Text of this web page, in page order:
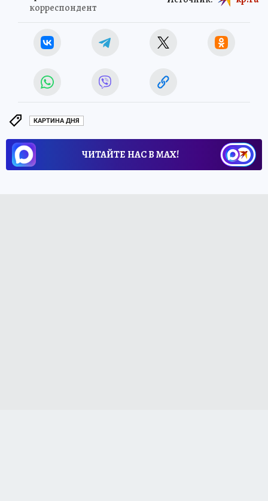
корреспондент
КАРТИНА ДНЯ
ЧИТАЙТЕ НАС В МАХ!